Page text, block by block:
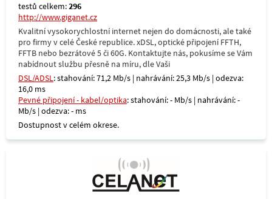
testů celkem:296
http://www.giganet.cz
Kvalitní vysokorychlostní internet nejen do domácnosti, ale také
pro firmy v celé České republice. xDSL, optické připojení FFTH,
FFTB nebo bezrátové 5 či 60G. Kontaktujte nás, pokusíme se Vám
nabídnout službu přesně na míru, dle Vaši
DSL/ADSL: stahování: 71,2 Mb/s | nahrávání: 25,3 Mb/s | odezva:
16,0 ms
Pevné připojení - kabel/optika: stahování: - Mb/s | nahrávání: -
Mb/s | odezva: - ms
Dostupnost v celém okrese.